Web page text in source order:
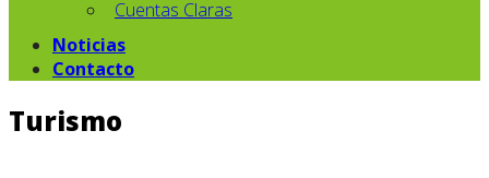
Cuentas Claras
Noticias
Contacto
Turismo